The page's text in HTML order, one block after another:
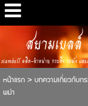
สยามเบลล์
siambell ผลิต-จำหน่าย กระดิ่ง ระฆัง และเ
หน้าแรก> บทความเกี่ยวกับกร
พม่า